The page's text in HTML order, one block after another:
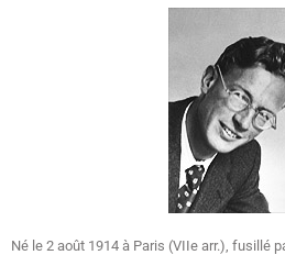
Né le 2 août 1914 à Paris (VIIe arr.), fusillé